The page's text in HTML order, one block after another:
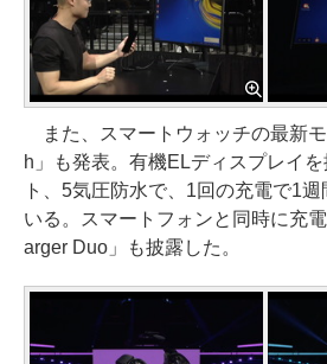
また、スマートウォッチの最新
h」も発表。有機ELディスプレイ
ト、5気圧防水で、1回の充電で1
いる。スマートフォンと同時に充
arger Duo」も披露した。